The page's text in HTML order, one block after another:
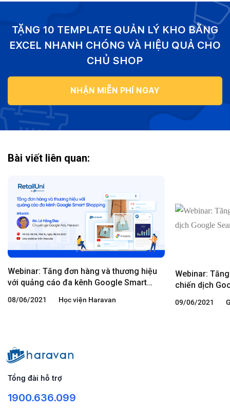
TẶNG 10 TEMPLATE QUẢN LÝ KHO BẰNG
EXCEL NHANH CHÓNG VÀ HIỆU QUẢ CHO
CHỦ SHOP
NHẬN MIỄN PHÍ NGAY
Bài viết liên quan:
Webinar: Tăng đơn hàng và thương hiệu
với quảng cáo đa kênh Google Smart
08/06/2021 Học viện Haravan
Webinar:
chiến dịch
09/06/2021
Tổng đài hỗ trợ
1900.636.099